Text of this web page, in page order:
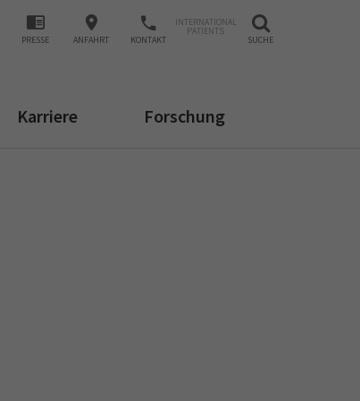
PRESSE ANFAHRT KONTAKT
INTERNATIONAL
PATIENTS
SUCHE
Karriere Forschung